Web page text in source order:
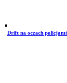
Drift na oczach